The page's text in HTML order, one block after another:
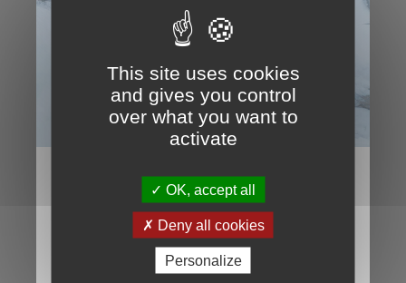
Stages cascades de glace à
Cogne, la mecque de la glace
italienne!
Écrit le 4 avr. TaggéCascade de glace
This site uses cookies
and gives you control
over what you want to
activate
OK, accept all
Deny all cookies
Personalize